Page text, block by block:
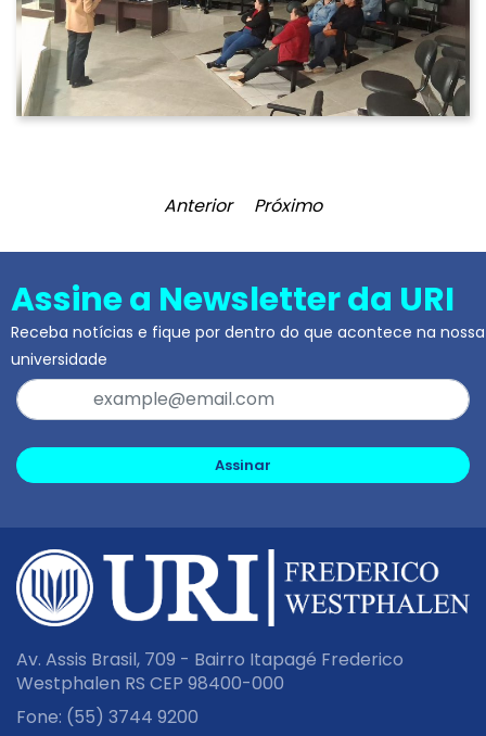
Anterior Próximo
Assine a Newsletter da URI
Receba notícias e fique por dentro do que acontece na nossa
universidade
Assinar
Av. Assis Brasil, 709 - Bairro Itapagé Frederico
Westphalen RS CEP 98400-000
Fone: (55) 3744 9200